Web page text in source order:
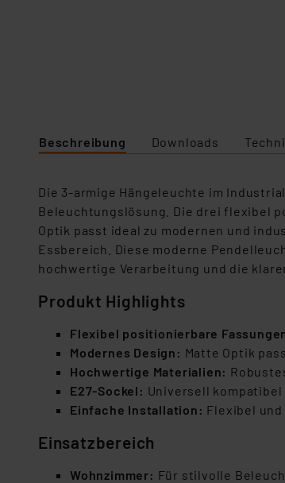
Beschreibung Downloads
Die 3-armige Hängeleuchte im
Beleuchtungslösung. Die drei flexibel
Optik passt ideal zu modernen und
Essbereich. Diese moderne
hochwertige Verarbeitung und die
Produkt Highlights
Flexibel positionierbare
Modernes Design: Matte Optik
Hochwertige Materialien:
E27-Sockel: Universell
Einfache Installation: Flexibel
Einsatzbereich
Wohnzimmer: Für stilvolle